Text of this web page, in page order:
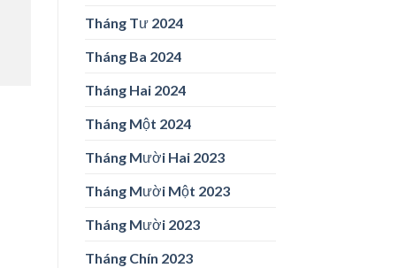
Tháng Tư 2024
Tháng Ba 2024
Tháng Hai 2024
Tháng Một 2024
Tháng Mười Hai 2023
Tháng Mười Một 2023
Tháng Mười 2023
Tháng Chín 2023